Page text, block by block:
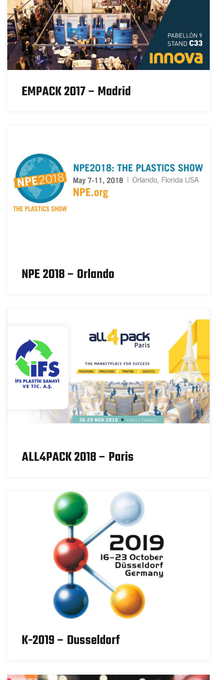
EMPACK 2017 – Madrid
NPE 2018 – Orlando
ALL4PACK 2018 – Paris
K-2019 – Dusseldorf